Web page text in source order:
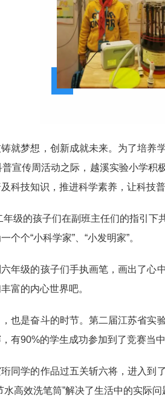
就梦想，创新成就未来。为了培养
宣传周活动之际，越溪实验小学积
科技知识，推进科学素养，让科技
年级的孩子们在副班主任们的指引下
个个“小科学家”、“小发明家”。
年级的孩子们手执画笔，画出了心
富的内心世界吧。
也是奋斗的时节。第二届江苏省实
有90%的学生成功参加到了竞赛当
珩同学的作品过五关斩六将，进入到
高效洗笔筒”解决了生活中的实际问